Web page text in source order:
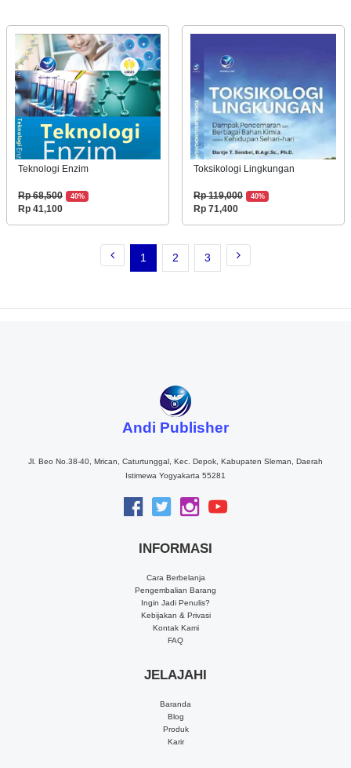
Teknologi Enzim
Rp 68,500 40%
Rp 41,100
Toksikologi Lingkungan
Rp 119,000 40%
Rp 71,400
1 2 3
Andi Publisher
Jl. Beo No.38-40, Mrican, Caturtunggal, Kec. Depok, Kabupaten Sleman, Daerah
Istimewa Yogyakarta 55281
INFORMASI
Cara Berbelanja
Pengembalian Barang
Ingin Jadi Penulis?
Kebijakan & Privasi
Kontak Kami
FAQ
JELAJAHI
Baranda
Blog
Produk
Karir